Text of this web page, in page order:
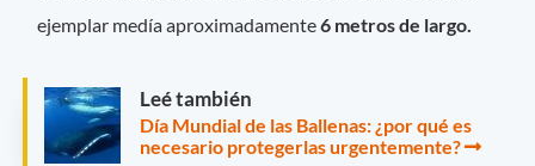
ejemplar medía aproximadamente6 metros de largo.
Leé también
Día Mundial de las Ballenas: ¿por qué es
necesario protegerlas urgentemente?